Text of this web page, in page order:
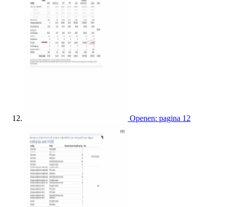
Openen: pagina 12